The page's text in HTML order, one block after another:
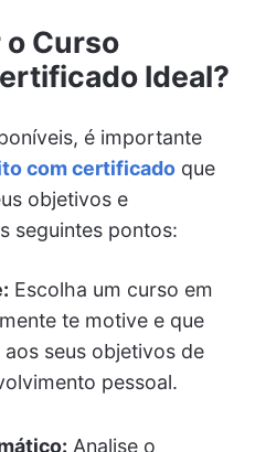
o Curso
Ideal?
é importante
com certificadoque
objetivos e
seguintes pontos:
Escolha um curso em
te motive e que
seus objetivos de
pessoal.
Analise o